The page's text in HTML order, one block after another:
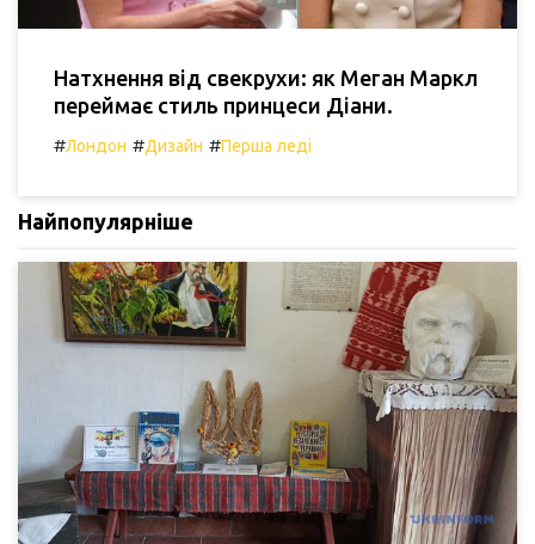
Натхнення від свекрухи: як Меган Маркл
переймає стиль принцеси Діани.
#Лондон #Дизайн #Перша леді
Найпопулярніше